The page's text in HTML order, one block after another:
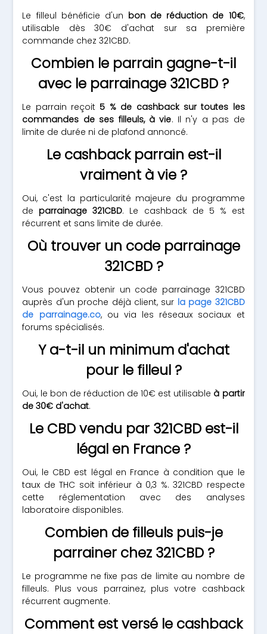
Le filleul bénéficie d'un bon de réduction de 10€,
utilisable dès 30€ d'achat sur sa première
commande chez 321CBD.
Combien le parrain gagne-t-il
avec le parrainage 321CBD ?
Le parrain reçoit 5 % de cashback sur toutes les
commandes de ses filleuls, à vie. Il n'y a pas de
limite de durée ni de plafond annoncé.
Le cashback parrain est-il
vraiment à vie ?
Oui, c'est la particularité majeure du programme
de parrainage 321CBD. Le cashback de 5 % est
récurrent et sans limite de durée.
Où trouver un code parrainage
321CBD ?
Vous pouvez obtenir un code parrainage 321CBD
auprès d'un proche déjà client, sur la page 321CBD
de parrainage.co, ou via les réseaux sociaux et
forums spécialisés.
Y a-t-il un minimum d'achat
pour le filleul ?
Oui, le bon de réduction de 10€ est utilisable à partir
de 30€ d'achat.
Le CBD vendu par 321CBD est-il
légal en France ?
Oui, le CBD est légal en France à condition que le
taux de THC soit inférieur à 0,3 %. 321CBD respecte
cette réglementation avec des analyses
laboratoire disponibles.
Combien de filleuls puis-je
parrainer chez 321CBD ?
Le programme ne fixe pas de limite au nombre de
filleuls. Plus vous parrainez, plus votre cashback
récurrent augmente.
Comment est versé le cashback